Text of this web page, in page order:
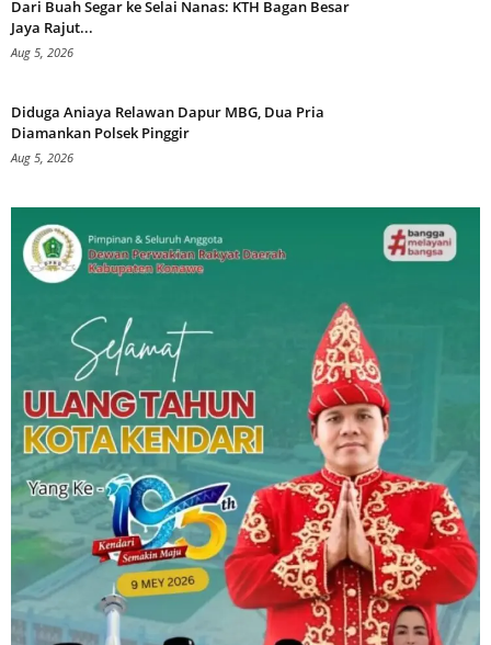
Dari Buah Segar ke Selai Nanas: KTH Bagan Besar
Jaya Rajut...
Aug 5, 2026
Diduga Aniaya Relawan Dapur MBG, Dua Pria
Diamankan Polsek Pinggir
Aug 5, 2026